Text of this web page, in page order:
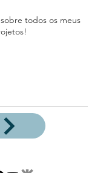
todos os meus